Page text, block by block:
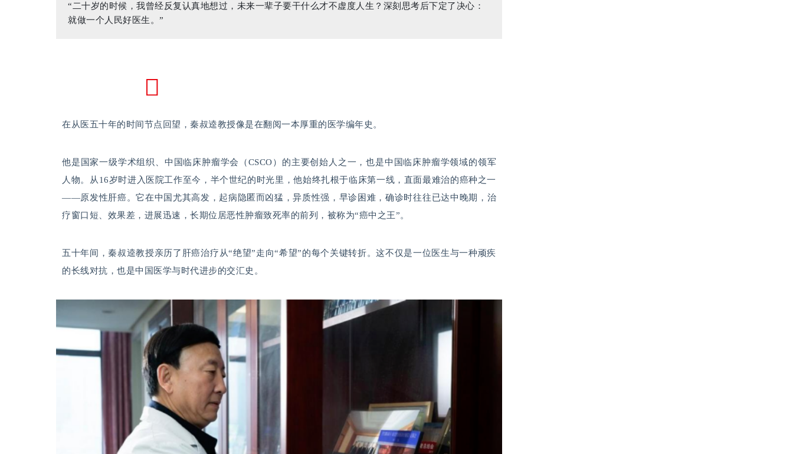
“二十岁的时候，我曾经反复认真地想过，未来一辈子要干什么才不虚度人生？深刻思考后下定了决心：
就做一个人民好医生。”
在从医五十年的时间节点回望，秦叔逵教授像是在翻阅一本厚重的医学编年史。
他是国家一级学术组织、中国临床肿瘤学会（CSCO）的主要创始人之一，也是中国临床肿瘤学领域的领军
人物。从16岁时进入医院工作至今，半个世纪的时光里，他始终扎根于临床第一线，直面最难治的癌种之一
——原发性肝癌。它在中国尤其高发，起病隐匿而凶猛，异质性强，早诊困难，确诊时往往已达中晚期，治
疗窗口短、效果差，进展迅速，长期位居恶性肿瘤致死率的前列，被称为“癌中之王”。
五十年间，秦叔逵教授亲历了肝癌治疗从“绝望”走向“希望”的每个关键转折。这不仅是一位医生与一种顽疾
的长线对抗，也是中国医学与时代进步的交汇史。